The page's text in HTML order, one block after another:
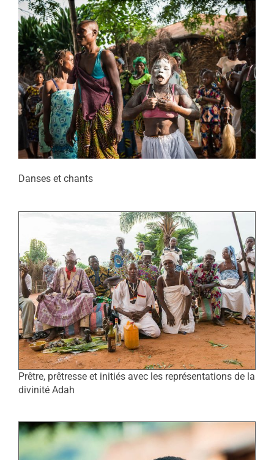
Danses et chants
Prêtre, prêtresse et initiés avec les représentations de la
divinité Adah